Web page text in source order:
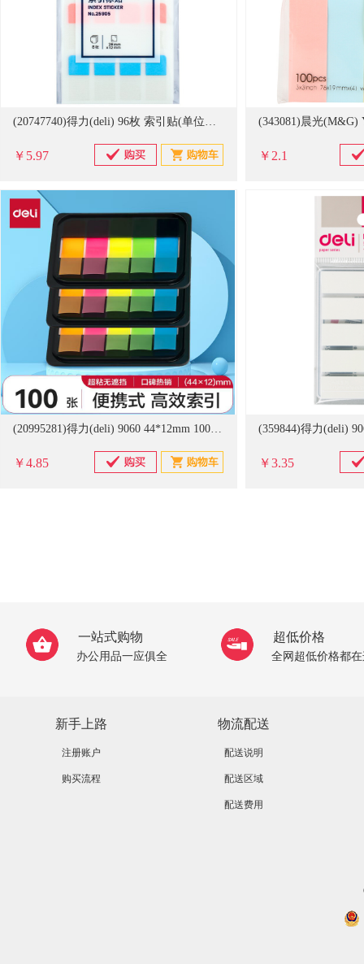
(20747740)得力(deli) 96枚 索引贴(单位：袋)
￥5.97 ￥2.1
(20995281)得力(deli) 9060 44*12mm 100张 抽取式 荧光膜指示标签贴 5色(单位：包)
￥4.85 ￥3.35
一站式购物
办公用品一应俱全
超低价格
全网超低价格都
新手上路
注册账户
购买流程
物流配送
配送说明
配送区域
配送费用